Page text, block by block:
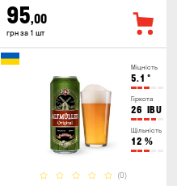
95,00
грн за 1 шт
Міцність
5.1 °
Гіркота
26 IBU
Щільність
12 %
(0)